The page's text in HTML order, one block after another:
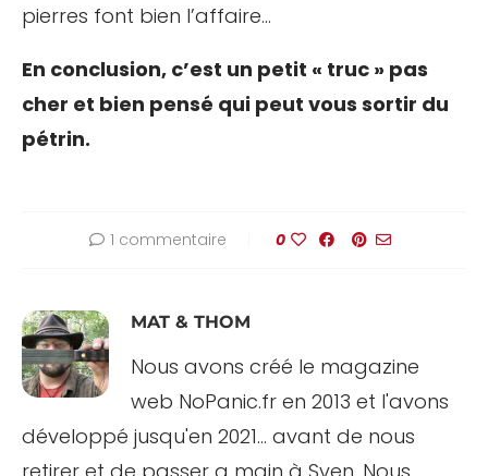
pierres font bien l’affaire…
En conclusion, c’est un petit « truc » pas
cher et bien pensé qui peut vous sortir du
pétrin.
1 commentaire 0
MAT & THOM
Nous avons créé le magazine
web NoPanic.fr en 2013 et l'avons
développé jusqu'en 2021... avant de nous